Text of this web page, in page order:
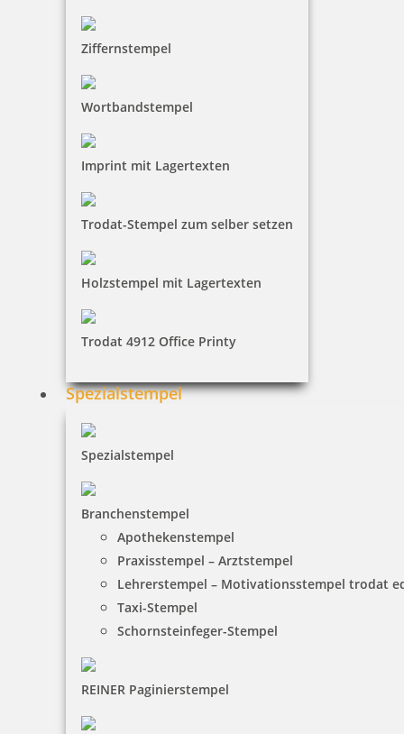
Ziffernstempel
Wortbandstempel
Imprint mit Lagertexten
Trodat-Stempel zum selber setzen
Holzstempel mit Lagertexten
Trodat 4912 Office Printy
Spezialstempel
Spezialstempel
Branchenstempel
Apothekenstempel
Praxisstempel – Arztstempel
Lehrerstempel – Motivationsstempel trodat
Taxi-Stempel
Schornsteinfeger-Stempel
REINER Paginierstempel
30,93 €
inkl. 19 % Mwst.
Jetzt gestalten
Runder Holz-Motivstempel echte Handarbeit
Jetzt gestalten